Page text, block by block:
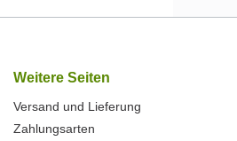
Weitere Seiten
Versand und Lieferung
Zahlungsarten